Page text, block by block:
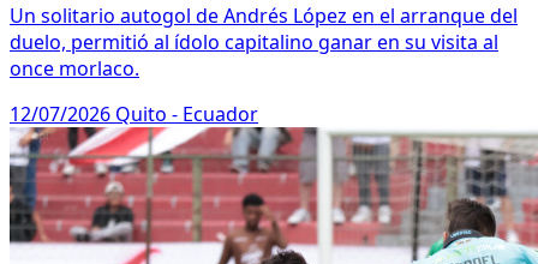
Un solitario autogol de Andrés López en el arranque del
duelo, permitió al ídolo capitalino ganar en su visita al
once morlaco.
12/07/2026 Quito - Ecuador